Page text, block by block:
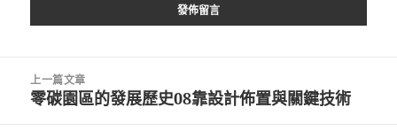
上一篇文章
上
零碳園區的發展歷史08靠設計佈置與關鍵技術